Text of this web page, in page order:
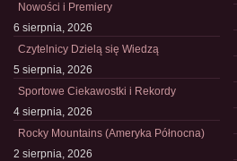
Nowości i Premiery
6 sierpnia, 2026
Czytelnicy Dzielą się Wiedzą
5 sierpnia, 2026
Sportowe Ciekawostki i Rekordy
4 sierpnia, 2026
Rocky Mountains (Ameryka Północna)
2 sierpnia, 2026